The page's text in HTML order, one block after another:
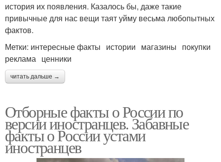
история их появления. Казалось бы, даже такие
привычные для нас вещи таят уйму весьма любопытных
фактов.
Метки: интересные факты истории магазины покупки
реклама ценники
читать дальше →
Отборные факты о России по
версии иностранцев. Забавные
факты о России устами
иностранцев